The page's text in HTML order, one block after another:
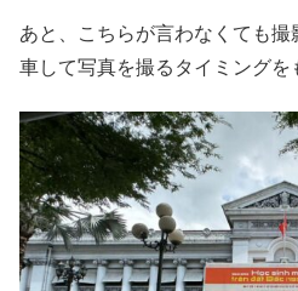
あと、こちらが言わなくても
車して写真を撮るタイミングを